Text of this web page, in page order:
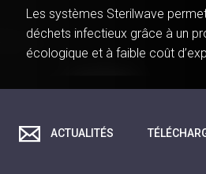
Les systèmes Sterilwave
déchets infectieux grâce à un
écologique et à faible coût
ACTUALITÉS